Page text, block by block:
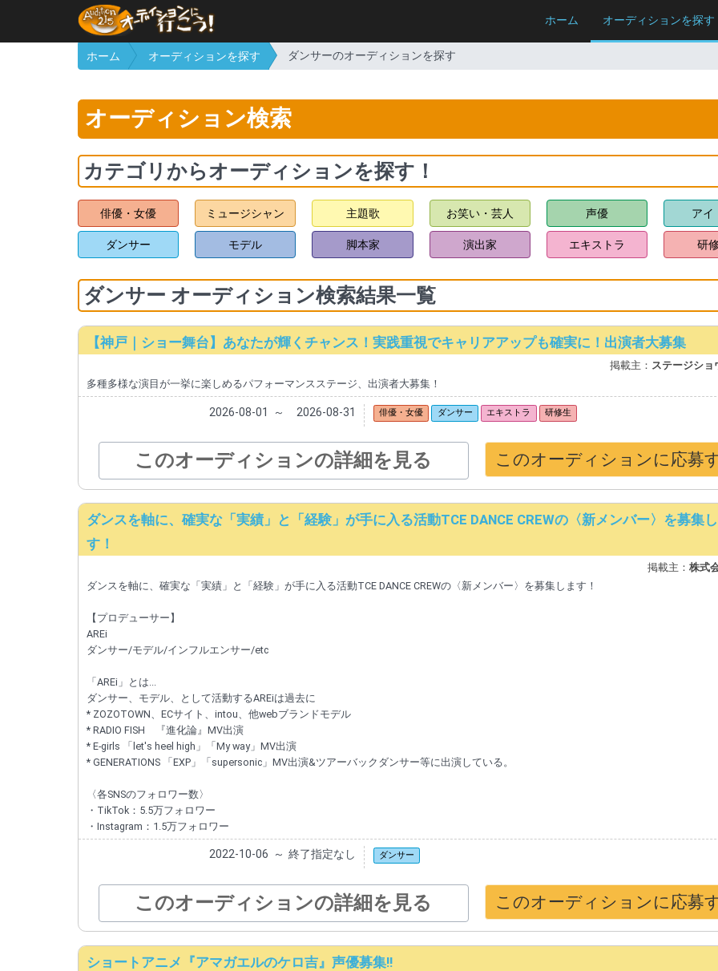
ホーム オーディションを探す
ホーム オーディションを探す ダンサーのオーディションを探す
オーディション検索
カテゴリからオーディションを探す！
俳優・女優 ミュージシャン 主題歌 お笑い・芸人 声優 アイ
ダンサー モデル 脚本家 演出家 エキストラ 研
ダンサー オーディション検索結果一覧
【神戸｜ショー舞台】あなたが輝くチャンス！実践重視でキャリアアップも確実に！出演者大募集
掲載主： ステージショ
多種多様な演目が一挙に楽しめるパフォーマンスステージ、出演者大募集！
2026-08-01 ～ 2026-08-31 俳優・女優 ダンサー エキストラ 研修生
このオーディションの詳細を見る このオーディションに応募
ダンスを軸に、確実な「実績」と「経験」が手に入る活動TCE DANCE CREWの〈新メンバー〉を募集
す！
掲載主：株式
ダンスを軸に、確実な「実績」と「経験」が手に入る活動TCE DANCE CREWの〈新メンバー〉を募集します！
【プロデューサー】
AREi
ダンサー/モデル/インフルエンサー/etc
「AREi」とは...
ダンサー、モデル、として活動するAREiは過去に
* ZOZOTOWN、ECサイト、intou、他webブランドモデル
* RADIO FISH 『進化論』MV出演
* E-girls 「let's heel high」「My way」MV出演
* GENERATIONS 「EXP」「supersonic」MV出演&ツアーバックダンサー等に出演している。
〈各SNSのフォロワー数〉
・TikTok：5.5万フォロワー
・Instagram：1.5万フォロワー
2022-10-06 ～ 終了指定なし ダンサー
このオーディションの詳細を見る このオーディションに応募
ショートアニメ『アマガエルのケロ吉』声優募集!!